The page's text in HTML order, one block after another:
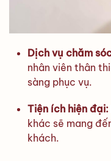
Dịch vụ chăm
nhân viên thân
sàng phục vụ.
Tiện ích hiện đại:
khác sẽ mang
khách.